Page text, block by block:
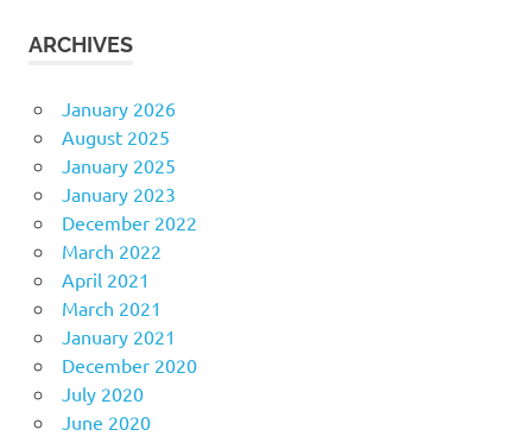
ARCHIVES
January 2026
August 2025
January 2025
January 2023
December 2022
March 2022
April 2021
March 2021
January 2021
December 2020
July 2020
June 2020